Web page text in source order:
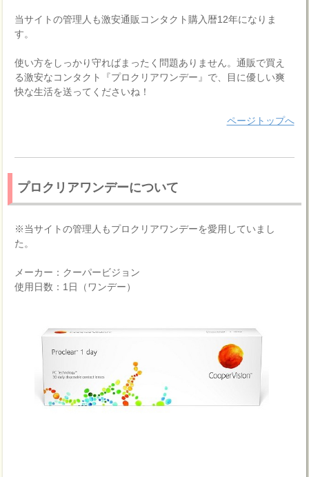
当サイトの管理人も激安通販コンタクト購入暦12年になりま
す。
使い方をしっかり守ればまったく問題ありません。通販で買え
る激安なコンタクト『プロクリアワンデー』で、目に優しい爽
快な生活を送ってくださいね！
ページトップへ
プロクリアワンデーについて
※当サイトの管理人もプロクリアワンデーを愛用していまし
た。
メーカー：クーパービジョン
使用日数：1日（ワンデー）